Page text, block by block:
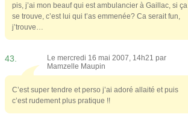
pis, j’ai mon beauf qui est ambulancier à Gaillac, si ça
se trouve, c’est lui qui t’as emmenée? Ca serait fun,
j’trouve…
43.
Le mercredi 16 mai 2007, 14h21 par
Mamzelle Maupin
C’est super tendre et perso j’ai adoré allaité et puis
c’est rudement plus pratique !!